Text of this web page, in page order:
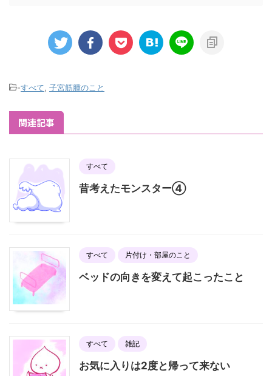
-すべて, 子宮筋腫のこと
関連記事
すべて
昔考えたモンスター④
すべて 片付け・部屋のこと
ベッドの向きを変えて起こったこと
すべて 雑記
お気に入りは2度と帰って来ない